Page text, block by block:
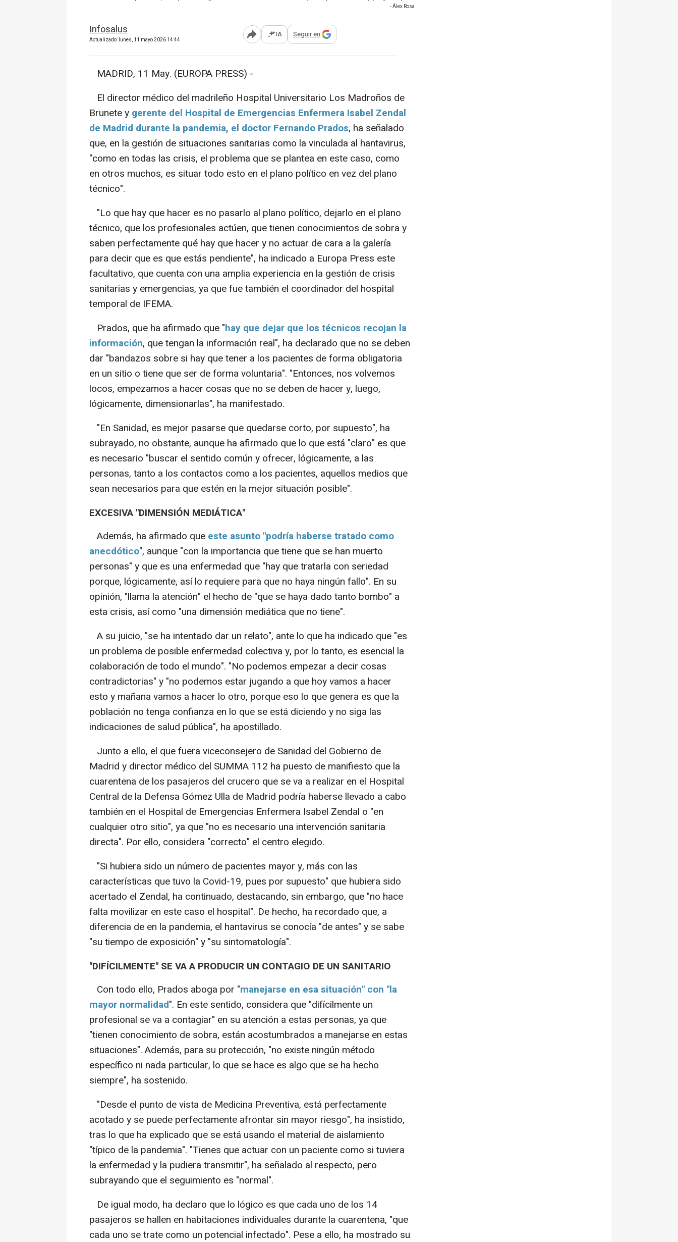
- Álex Rosa
Infosalus
Actualizado: lunes, 11 mayo 2026 14:44 Abrir opciones para compartir
IA Seguir en
MADRID, 11 May. (EUROPA PRESS) -
El director médico del madrileño Hospital Universitario Los Madroños de
Brunete y gerente del Hospital de Emergencias Enfermera Isabel Zendal
de Madrid durante la pandemia, el doctor Fernando Prados, ha señalado
que, en la gestión de situaciones sanitarias como la vinculada al hantavirus,
"como en todas las crisis, el problema que se plantea en este caso, como
en otros muchos, es situar todo esto en el plano político en vez del plano
técnico".
"Lo que hay que hacer es no pasarlo al plano político, dejarlo en el plano
técnico, que los profesionales actúen, que tienen conocimientos de sobra y
saben perfectamente qué hay que hacer y no actuar de cara a la galería
para decir que es que estás pendiente", ha indicado a Europa Press este
facultativo, que cuenta con una amplia experiencia en la gestión de crisis
sanitarias y emergencias, ya que fue también el coordinador del hospital
temporal de IFEMA.
Prados, que ha afirmado que "hay que dejar que los técnicos recojan la
información, que tengan la información real", ha declarado que no se deben
dar "bandazos sobre si hay que tener a los pacientes de forma obligatoria
en un sitio o tiene que ser de forma voluntaria". "Entonces, nos volvemos
locos, empezamos a hacer cosas que no se deben de hacer y, luego,
lógicamente, dimensionarlas", ha manifestado.
"En Sanidad, es mejor pasarse que quedarse corto, por supuesto", ha
subrayado, no obstante, aunque ha afirmado que lo que está "claro" es que
es necesario "buscar el sentido común y ofrecer, lógicamente, a las
personas, tanto a los contactos como a los pacientes, aquellos medios que
sean necesarios para que estén en la mejor situación posible".
EXCESIVA "DIMENSIÓN MEDIÁTICA"
Además, ha afirmado que este asunto "podría haberse tratado como
anecdótico", aunque "con la importancia que tiene que se han muerto
personas" y que es una enfermedad que "hay que tratarla con seriedad
porque, lógicamente, así lo requiere para que no haya ningún fallo". En su
opinión, "llama la atención" el hecho de "que se haya dado tanto bombo" a
esta crisis, así como "una dimensión mediática que no tiene".
A su juicio, "se ha intentado dar un relato", ante lo que ha indicado que "es
un problema de posible enfermedad colectiva y, por lo tanto, es esencial la
colaboración de todo el mundo". "No podemos empezar a decir cosas
contradictorias" y "no podemos estar jugando a que hoy vamos a hacer
esto y mañana vamos a hacer lo otro, porque eso lo que genera es que la
población no tenga confianza en lo que se está diciendo y no siga las
indicaciones de salud pública", ha apostillado.
Junto a ello, el que fuera viceconsejero de Sanidad del Gobierno de
Madrid y director médico del SUMMA 112 ha puesto de manifiesto que la
cuarentena de los pasajeros del crucero que se va a realizar en el Hospital
Central de la Defensa Gómez Ulla de Madrid podría haberse llevado a cabo
también en el Hospital de Emergencias Enfermera Isabel Zendal o "en
cualquier otro sitio", ya que "no es necesario una intervención sanitaria
directa". Por ello, considera "correcto" el centro elegido.
"Si hubiera sido un número de pacientes mayor y, más con las
características que tuvo la Covid-19, pues por supuesto" que hubiera sido
acertado el Zendal, ha continuado, destacando, sin embargo, que "no hace
falta movilizar en este caso el hospital". De hecho, ha recordado que, a
diferencia de en la pandemia, el hantavirus se conocía "de antes" y se sabe
"su tiempo de exposición" y "su sintomatología".
"DIFÍCILMENTE" SE VA A PRODUCIR UN CONTAGIO DE UN SANITARIO
Con todo ello, Prados aboga por "manejarse en esa situación" con "la
mayor normalidad". En este sentido, considera que "difícilmente un
profesional se va a contagiar" en su atención a estas personas, ya que
"tienen conocimiento de sobra, están acostumbrados a manejarse en estas
situaciones". Además, para su protección, "no existe ningún método
específico ni nada particular, lo que se hace es algo que se ha hecho
siempre", ha sostenido.
"Desde el punto de vista de Medicina Preventiva, está perfectamente
acotado y se puede perfectamente afrontar sin mayor riesgo", ha insistido,
tras lo que ha explicado que se está usando el material de aislamiento
"típico de la pandemia". "Tienes que actuar con un paciente como si tuviera
la enfermedad y la pudiera transmitir", ha señalado al respecto, pero
subrayando que el seguimiento es "normal".
De igual modo, ha declaro que lo lógico es que cada uno de los 14
pasajeros se hallen en habitaciones individuales durante la cuarentena, "que
cada uno se trate como un potencial infectado". Pese a ello, ha mostrado su